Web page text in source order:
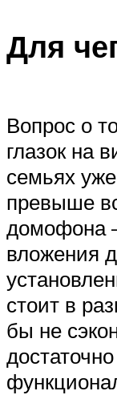
Для
Вопрос о
глазок на
семьях
превыше
домофона
вложения
стоит в
бы не